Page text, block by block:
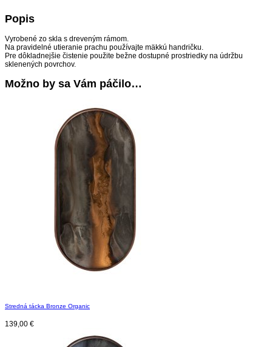
Popis
Vyrobené zo skla s dreveným rámom.
Na pravidelné utieranie prachu používajte mäkkú handričku.
Pre dôkladnejšie čistenie použite bežne dostupné prostriedky na údržbu
sklenených povrchov.
Možno by sa Vám páčilo…
Stredná tácka Bronze Organic
139,00 €